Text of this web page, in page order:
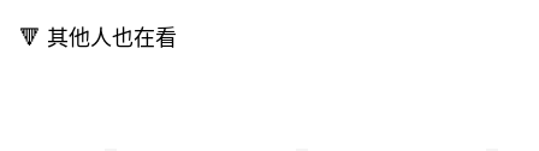
２．關於個人資料處理事宜，請瀏覽以下網址：
https://aftee.tw/terms/#terms3
🔻 其他人也在看